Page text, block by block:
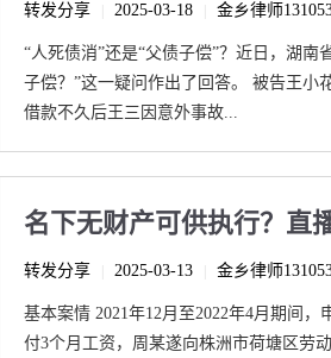
转发分享 2025-03-18 金乡律师
“人死债消”还是“父债子偿”？近日，湖
子偿？”这一疑问作出了回答。 被告王小
借款不久后王三因意外事故...
名下无财产可供执行？直
转发分享 2025-03-13 金乡律师
基本案情 2021年12月至2022年4月期间
付3个月工资，周某遂向株洲市荷塘区劳